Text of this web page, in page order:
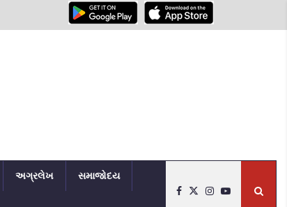
અગ્રલેખ સમાજોદય